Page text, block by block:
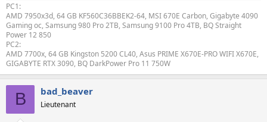
PC1:
AMD 7950x3d, 64 GB KF560C36BBEK2-64, MSI 670E Carbon, Gigabyte 4090
Gaming oc, Samsung 980 Pro 2TB, Samsung 9100 Pro 4TB, BQ Straight
Power 12 850
PC2:
AMD 7700x, 64 GB Kingston 5200 CL40, Asus PRIME X670E-PRO WIFI X670E,
GIGABYTE RTX 3090, BQ DarkPower Pro 11 750W
B bad_beaver
Lieutenant